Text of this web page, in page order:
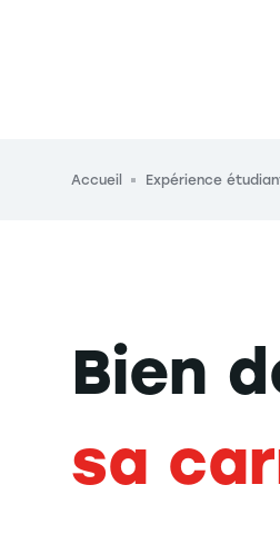
Fil d'Ariane
Accueil Expérience
Bien
sa